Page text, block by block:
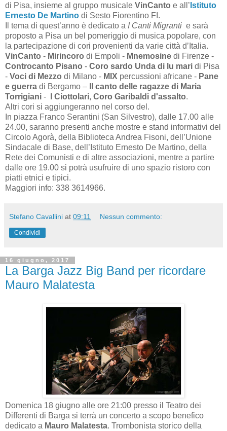
di Pisa, insieme al gruppo musicale VinCanto e all’ Istituto
Ernesto De Martino di Sesto Fiorentino FI.
Il tema di quest’anno è dedicato a I Canti Migranti e sarà
proposto a Pisa un bel pomeriggio di musica popolare, con
la partecipazione di cori provenienti da varie città d’Italia.
VinCanto - Mirincoro di Empoli - Mnemosine di Firenze -
Controcanto Pisano - Coro sardo Unda di lu mari di Pisa
- Voci di Mezzo di Milano - MIX percussioni africane - Pane
e guerra di Bergamo –
Il canto delle ragazze di Maria
Torrigiani - I Ciottolari, Coro Garibaldi d'assalto.
Altri cori si aggiungeranno nel corso del.
In piazza Franco Serantini (San Silvestro), dalle 17.00 alle
24.00, saranno presenti anche mostre e stand informativi del
Circolo Agorà, della Biblioteca Andrea Fisoni, dell’Unione
Sindacale di Base, dell’Istituto Ernesto De Martino, della
Rete dei Comunisti e di altre associazioni, mentre a partire
dalle ore 19.00 si potrà usufruire di uno spazio ristoro con
piatti etnici e tipici.
Maggiori info: 338 3614966.
Stefano Cavallini at 09:11 Nessun commento:
Condividi
16 giugno, 2017
La Barga Jazz Big Band per ricordare
Mauro Malatesta
Domenica 18 giugno alle ore 21:00 presso il Teatro dei
Differenti di Barga si terrà un concerto a scopo benefico
dedicato a Mauro Malatesta. Trombonista storico della